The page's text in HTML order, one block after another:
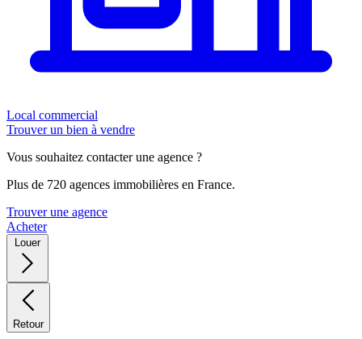
Local commercial
Trouver un bien à vendre
Vous souhaitez contacter une agence ?
Plus de 720 agences immobilières en France.
Trouver une agence
Acheter
Louer
Retour